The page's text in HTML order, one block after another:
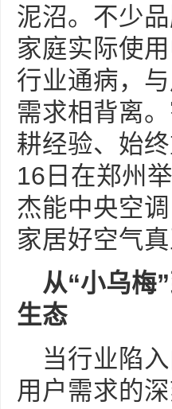
泥沼。不少
家庭实际使
行业通病，
需求相背离
耕经验、始
16日在郑州
杰能中央空
家居好空气
从“小乌梅”
生态
当行业陷
用户需求的